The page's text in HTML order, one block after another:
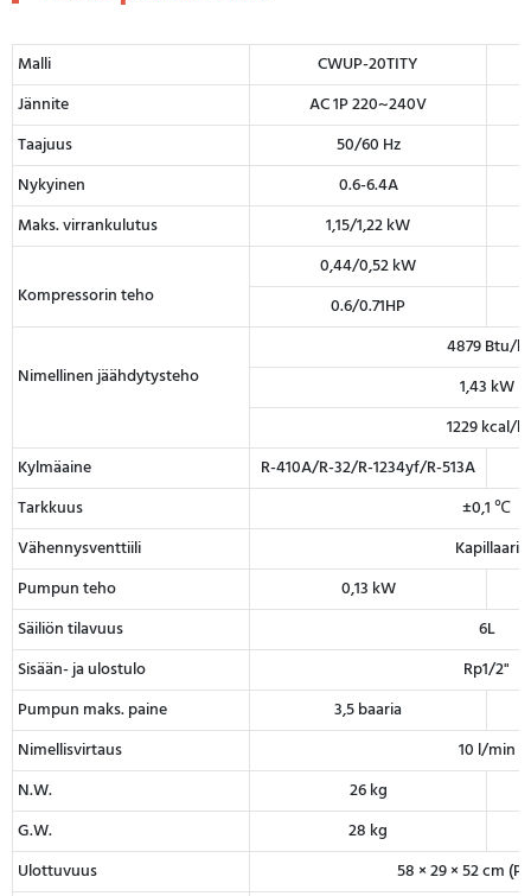
Malli
CWUP-20TITY
Jännite
AC 1P 220~240V
Taajuus
50/60 Hz
Nykyinen
0.6-6.4A
Maks. virrankulutus
1,15/1,22 kW
Kompressorin teho
0,44/0,52 kW
0.6/0.71HP
Nimellinen jäähdytysteho
4879 Btu/h
1,43 kW
1229 kcal/h
Kylmäaine
R-410A/R-32/R-1234yf/R-513A
Tarkkuus
±0,1 ℃
Vähennysventtiili
Kapillaari
Pumpun teho
0,13 kW
Säiliön tilavuus
6L
Sisään- ja ulostulo
Rp1/2"
Pumpun maks. paine
3,5 baaria
Nimellisvirtaus
10 l/min
N.W.
26 kg
G.W.
28 kg
Ulottuvuus
58 × 29 × 52 cm (P